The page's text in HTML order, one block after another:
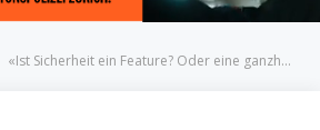
«Ist Sicherheit ein Feature? Oder eine ganzheitlich gedachte Disziplin?»